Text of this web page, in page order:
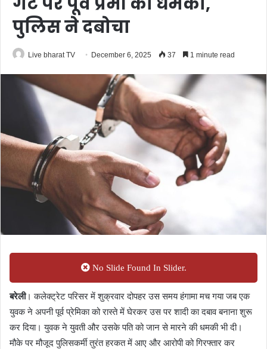
पुलिस ने दबोचा
Live bharat TV December 6, 2025 37 1 minute read
No Slide Found In Slider.
बरेली। कलेक्ट्रेट परिसर में शुक्रवार दोपहर उस समय हंगामा मच गया जब एक
युवक ने अपनी पूर्व प्रेमिका को रास्ते में घेरकर उस पर शादी का दबाव बनाना शुरू
कर दिया। युवक ने युवती और उसके पति को जान से मारने की धमकी भी दी।
मौके पर मौजूद पुलिसकर्मी तुरंत हरकत में आए और आरोपी को गिरफ्तार कर